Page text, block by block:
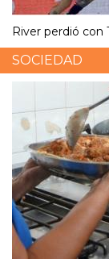
River perdió con
SOCIEDAD